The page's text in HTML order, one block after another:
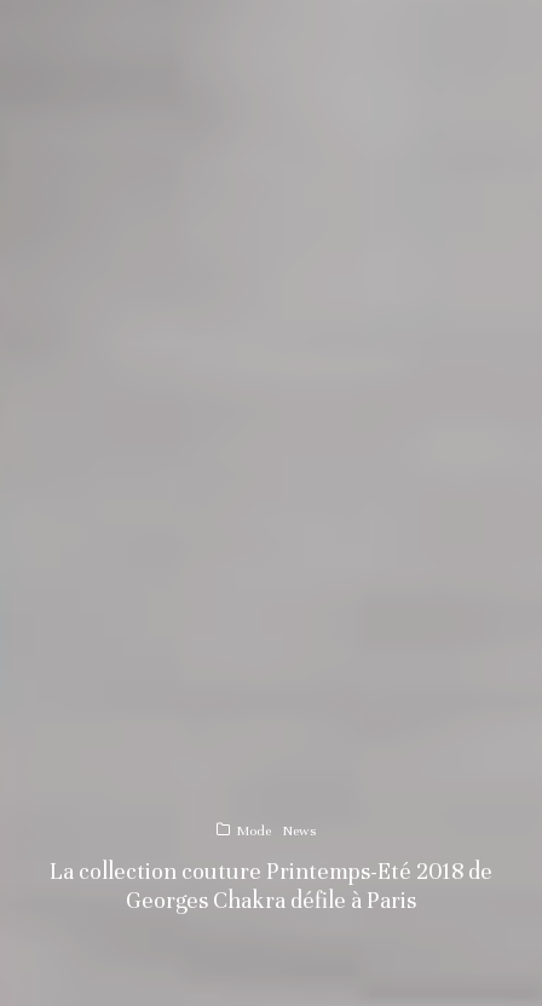
Mode News
La collection couture Printemps-Eté 2018 de
Georges Chakra défile à Paris